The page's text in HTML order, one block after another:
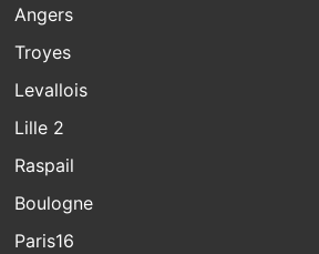
Angers
Troyes
Levallois
Lille 2
Raspail
Boulogne
Paris16